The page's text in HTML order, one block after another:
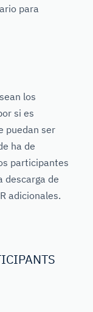
para
los
si es
puedan ser
ha de
participantes
descarga de
adicionales.